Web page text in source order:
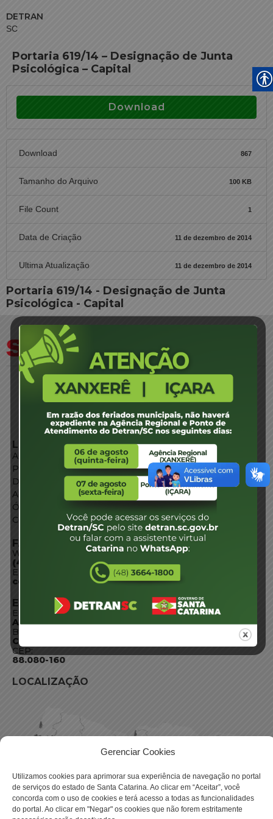
Gerenciar Cookies
Utilizamos cookies para aprimorar sua experiência de navegação no portal
de serviços do estado de Santa Catarina. Ao clicar em “Aceitar”, você
concorda com o uso de cookies e terá acesso a todas as funcionalidades
do portal. Ao clicar em "Negar" os cookies que não forem estritamente
DETRAN
SC
Portaria 619/14 – Designação de Junta
Psicológica – Capital
Download
Download 867
Tamanho do Arquivo 100 KB
File Count 1
Data de Criação 11 de dezembro de 2014
Ultima Atualização 11 de dezembro de 2014
Portaria 619/14 - Designação de Junta
Psicológica - Capital
LINKS EXTERNOS
Agência de Notícias
Portal de Serviços
Diário Oficial
Acesso à Informação
Órgãos do Governo
Conheça SC
FALE CONOSCO
WhatsApp:
(48) 3664-1800
E-mail:
centraldeinformacoes@detran.sc.gov.br
ENDEREÇO
Endereço:
Av. Almirante Tamandaré - 480
Bairro:
Coqueiros, Florianópolis SC
CEP:
88.080-160
LOCALIZAÇÃO